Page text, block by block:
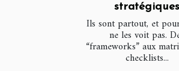
stratégiques
Ils sont partout, et
ne les voit pas.
“frameworks” aux
checklists...